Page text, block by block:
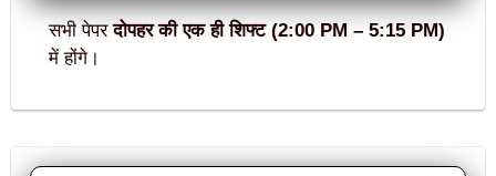
सभी पेपरदोपहर की एक ही शिफ्ट (2:00 PM – 5:15 PM)
में होंगे।